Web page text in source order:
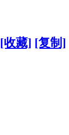
[收藏] [复制]